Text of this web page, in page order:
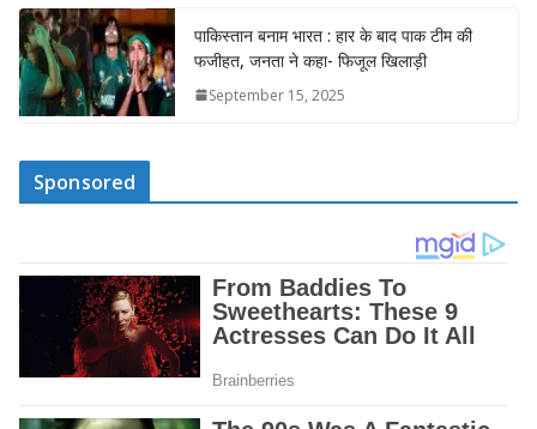
पाकिस्तान बनाम भारत : हार के बाद पाक टीम की
फजीहत, जनता ने कहा- फिजूल खिलाड़ी
September 15, 2025
Sponsored